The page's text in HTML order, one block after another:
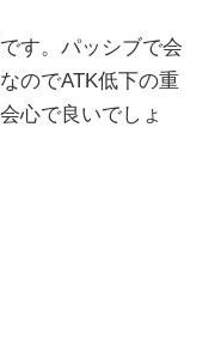
す。パッシブで会
のでATK低下の重
心で良いでしょ